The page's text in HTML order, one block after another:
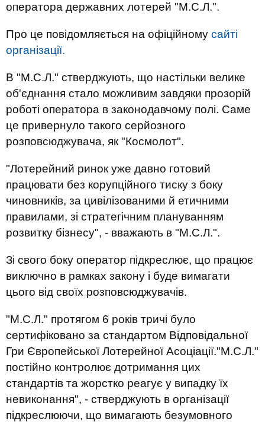
оператора державних лотерей "М.С.Л.".
Про це повідомляється на офіційному сайті
організації.
В "М.С.Л." стверджують, що настільки велике
об'єднання стало можливим завдяки прозорій
роботі оператора в законодавчому полі. Саме
це привернуло такого серйозного
розповсюджувача, як "Космолот".
"Лотерейний ринок уже давно готовий
працювати без корупційного тиску з боку
чиновників, за цивілізованими й етичними
правилами, зі стратегічним плануванням
розвитку бізнесу", - вважають в "М.С.Л.".
Зі свого боку оператор підкреслює, що працює
виключно в рамках закону і буде вимагати
цього від своїх розповсюджувачів.
"М.С.Л." протягом 6 років тричі було
сертифіковано за стандартом Відповідальної
Гри Європейської Лотерейної Асоціації."М.С.Л."
постійно контролює дотримання цих
стандартів та жорстко реагує у випадку їх
невиконання", - стверджують в організації
підкреслюючи, що вимагають безумовного